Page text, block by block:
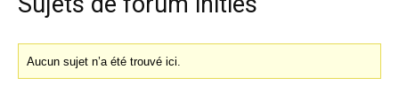
Aucun sujet n’a été trouvé ici.